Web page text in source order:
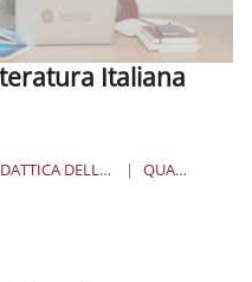
Italiana
28. DIDATTICA DELLA LETTERATURA ITALIANA QUANDO E DOVE